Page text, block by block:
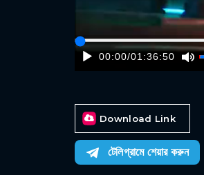
00:00/01:36:50
Download Link
টেলিগ্রামে শেয়ার করুন